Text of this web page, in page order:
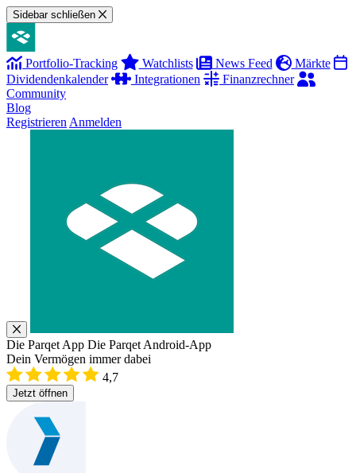
Sidebar schließen
Portfolio-Tracking Watchlists News Feed
Märkte
Dividendenkalender
Integrationen
Finanzrechner
Community
Blog
Registrieren Anmelden
Die Parqet App Die Parqet Android-App
Dein Vermögen immer dabei
4,7
Jetzt öffnen